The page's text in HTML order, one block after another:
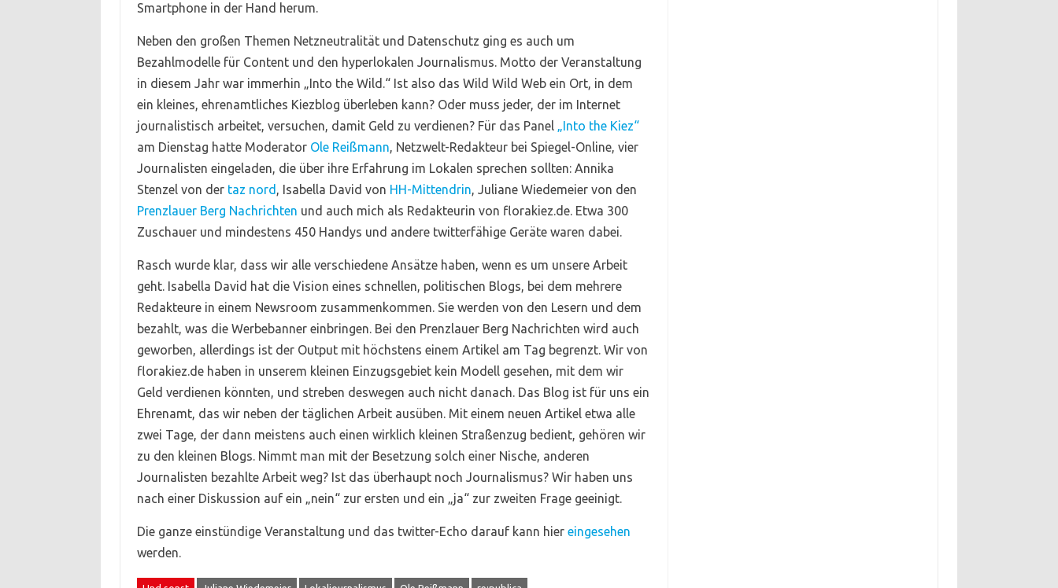
Smartphone in der Hand herum.
Neben den großen Themen Netzneutralität und Datenschutz ging es auch um
Bezahlmodelle für Content und den hyperlokalen Journalismus. Motto der Veranstaltung
in diesem Jahr war immerhin „Into the Wild.“ Ist also das Wild Wild Web ein Ort, in dem
ein kleines, ehrenamtliches Kiezblog überleben kann? Oder muss jeder, der im Internet
journalistisch arbeitet, versuchen, damit Geld zu verdienen? Für das Panel„Into the Kiez“
am Dienstag hatte Moderator Ole Reißmann, Netzwelt-Redakteur bei Spiegel-Online, vier
Journalisten eingeladen, die über ihre Erfahrung im Lokalen sprechen sollten: Annika
Stenzel von der taz nord , Isabella David von HH-Mittendrin, Juliane Wiedemeier von den
Prenzlauer Berg Nachrichten und auch mich als Redakteurin von florakiez.de. Etwa 300
Zuschauer und mindestens 450 Handys und andere twitterfähige Geräte waren dabei.
Rasch wurde klar, dass wir alle verschiedene Ansätze haben, wenn es um unsere Arbeit
geht. Isabella David hat die Vision eines schnellen, politischen Blogs, bei dem mehrere
Redakteure in einem Newsroom zusammenkommen. Sie werden von den Lesern und dem
bezahlt, was die Werbebanner einbringen. Bei den Prenzlauer Berg Nachrichten wird auch
geworben, allerdings ist der Output mit höchstens einem Artikel am Tag begrenzt. Wir von
florakiez.de haben in unserem kleinen Einzugsgebiet kein Modell gesehen, mit dem wir
Geld verdienen könnten, und streben deswegen auch nicht danach. Das Blog ist für uns ein
Ehrenamt, das wir neben der täglichen Arbeit ausüben. Mit einem neuen Artikel etwa alle
zwei Tage, der dann meistens auch einen wirklich kleinen Straßenzug bedient, gehören wir
zu den kleinen Blogs. Nimmt man mit der Besetzung solch einer Nische, anderen
Journalisten bezahlte Arbeit weg? Ist das überhaupt noch Journalismus? Wir haben uns
nach einer Diskussion auf ein „nein“ zur ersten und ein „ja“ zur zweiten Frage geeinigt.
Die ganze einstündige Veranstaltung und das twitter-Echo darauf kann hier eingesehen
werden.